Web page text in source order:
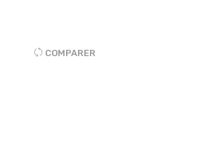
COMPARER